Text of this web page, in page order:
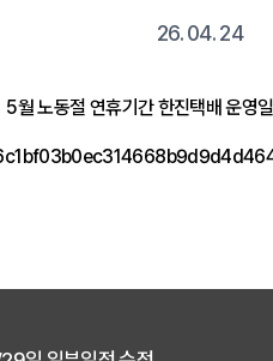
26. 04. 24
5월 노동절 연휴기간 한진택배 운영